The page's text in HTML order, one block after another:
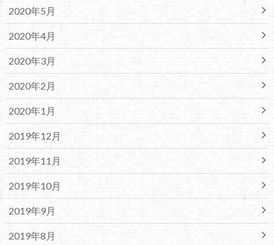
2020年5月
2020年4月
2020年3月
2020年2月
2020年1月
2019年12月
2019年11月
2019年10月
2019年9月
2019年8月